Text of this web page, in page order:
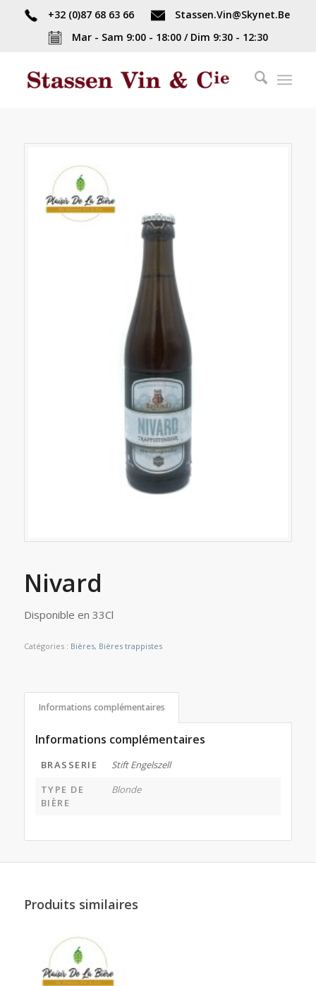
+32 (0)87 68 63 66
Stassen.Vin@Skynet.Be
Mar - Sam 9:00 - 18:00 / Dim 9:30 - 12:30
Nivard
Disponible en 33Cl
Catégories : Bières, Bières trappistes
Informations complémentaires
Informations complémentaires
BRASSERIE
Stift Engelszell
TYPE DE
BIÈRE
Blonde
Produits similaires